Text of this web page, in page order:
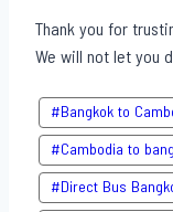
Thank you for
We will not let
#Bangkok to
#Cambodia to
#Direct​ Bus